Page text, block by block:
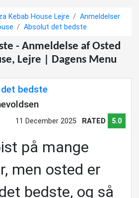
Kebab House Lejre
Anmeldelser
Absolut det bedste
- Anmeldelse af Osted
Lejre | Dagens Menu
bedste
11 December 2025 RATED 5.0
på mange
men osted er
bedste, og så